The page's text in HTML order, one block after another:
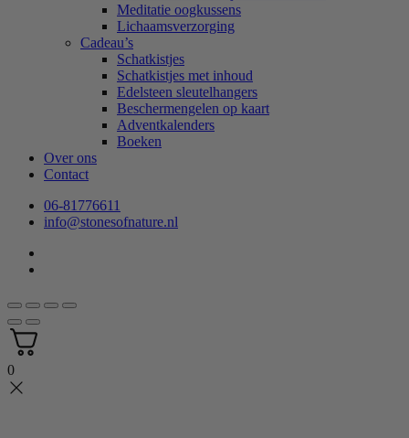
Meditatie oogkussens
Lichaamsverzorging
Cadeau’s
Schatkistjes
Schatkistjes met inhoud
Edelsteen sleutelhangers
Beschermengelen op kaart
Adventkalenders
Boeken
Over ons
Contact
06-81776611
info@stonesofnature.nl
0